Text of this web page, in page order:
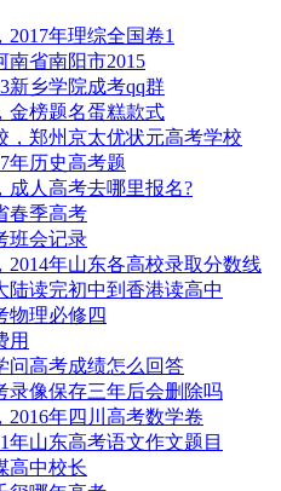
2017年理综全国卷1
南省南阳市2015
新乡学院成考qq群
金榜题名蛋糕款式
，郑州京太优状元高考学校
年历史高考题
成人高考去哪里报名?
春季高考
班会记录
2014年山东各高校录取分数线
陆读完初中到香港读高中
物理必修四
用
问高考成绩怎么回答
录像保存三年后会删除吗
2016年四川高考数学卷
年山东高考语文作文题目
高中校长